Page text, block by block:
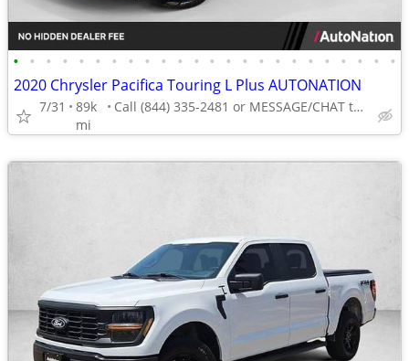
• • • • • • • • • • • • • • • • • • • • • • • •
2020 Chrysler Pacifica Touring L Plus AUTONATION
7/31
89k
mi
Call (844) 335-2481 or MESSAGE/CHAT to confirm availability